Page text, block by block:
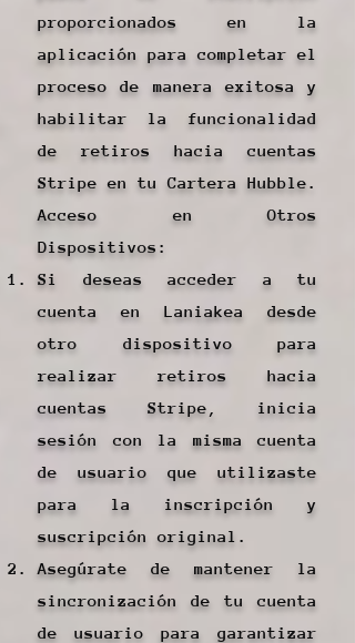
proporcionados en la
aplicación para completar el
proceso de manera exitosa y
habilitar la funcionalidad
de retiros hacia cuentas
Stripe en tu Cartera Hubble.
Acceso en Otros
Dispositivos:
Si deseas acceder a tu
cuenta en Laniakea desde
otro dispositivo para
realizar retiros hacia
cuentas Stripe, inicia
sesión con la misma cuenta
de usuario que utilizaste
para la inscripción y
suscripción original.
Asegúrate de mantener la
sincronización de tu cuenta
de usuario para garantizar